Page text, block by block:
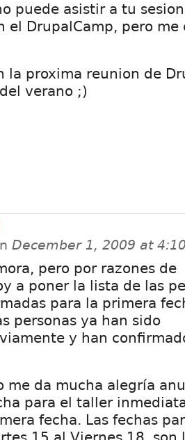
puede asistir a tu
el DrupalCamp, pero me
la proxima reunion de
verano ;)
December 1, 2009 at
pero por razones de
a poner la lista de las
para la primera
personas ya han sido
y han
me da mucha alegría
para el taller
fecha. Las fechas